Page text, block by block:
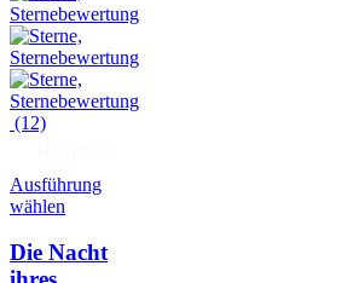
(12)
Ausführung
wählen
Die Nacht